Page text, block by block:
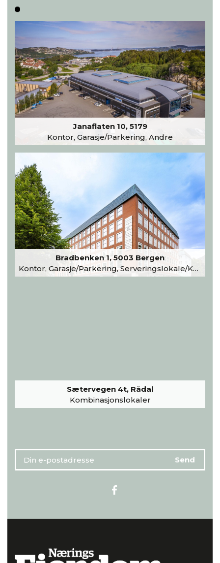
Janaflaten 10, 5179
Kontor, Garasje/Parkering, Andre
Bradbenken 1, 5003 Bergen
Kontor, Garasje/Parkering, Serveringslokale/Kantine, Undervisning/Arrangement
Sætervegen 4t, Rådal
Kombinasjonslokaler